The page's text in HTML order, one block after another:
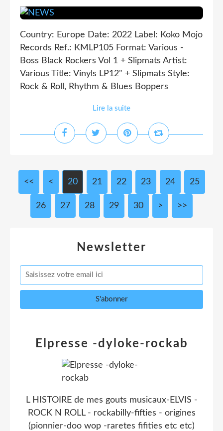
Country: Europe Date: 2022 Label: Koko Mojo
Records Ref.: KMLP105 Format: Various -
Boss Black Rockers Vol 1 + Slipmats Artist:
Various Title: Vinyls LP12" + Slipmats Style:
Rock & Roll, Rhythm & Blues Boppers
Lire la suite
<< < 10
20 21 22 23 24 25
26 27 28 29 30 > >>
Newsletter
Elpresse -dyloke-rockab
L HISTOIRE de mes gouts musicaux-ELVIS -
ROCK N ROLL - rockabilly-fifties - origines
(pionnier-doo wop -raretes fifities etc etc)